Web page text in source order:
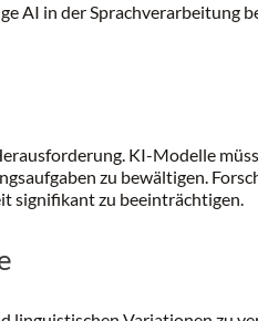
AI in der Sprachverarbeitung
KI-Modelle
zu bewältigen.
signifikant zu beeinträchtigen.